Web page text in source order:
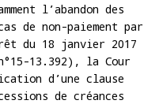
l’abandon des
de non-paiement par
du 18 janvier 2017
13.392), la Cour
d’une clause
de créances